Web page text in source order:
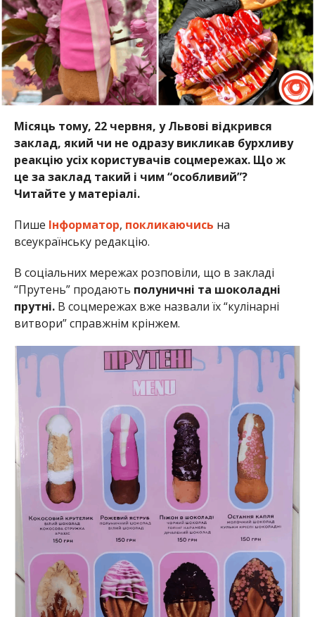
Місяць тому, 22 червня, у Львові відкрився
заклад, який чи не одразу викликав бурхливу
реакцію усіх користувачів соцмережах. Що ж
це за заклад такий і чим “особливий”?
Читайте у матеріалі.
Пише Інформатор, покликаючись на
всеукраїнську редакцію.
В соціальних мережах розповіли, що в закладі
“Прутень” продають полуничні та шоколадні
прутні. В соцмережах вже назвали їх “кулінарні
витвори” справжнім крінжем.